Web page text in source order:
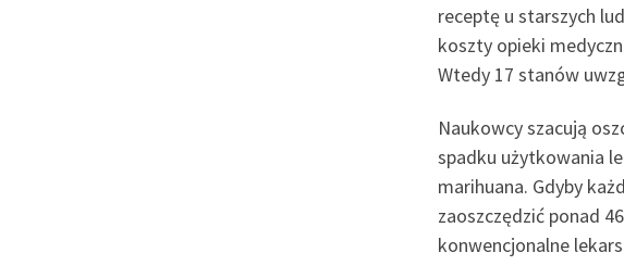
receptę u starszych
koszty opieki
Wtedy 17 stanów
Naukowcy szacują
spadku użytkowania
marihuana. Gdyby
zaoszczędzić ponad
konwencjonalne